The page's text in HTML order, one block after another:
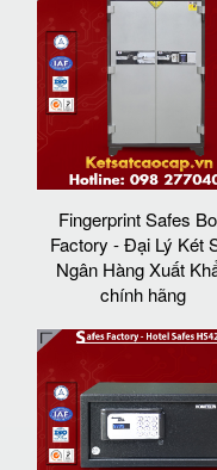
Fingerprint Safes
Factory - Đại Lý Két
Ngân Hàng Xuất
chính hãng